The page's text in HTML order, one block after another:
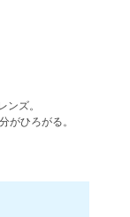
ズ。
がひろがる。